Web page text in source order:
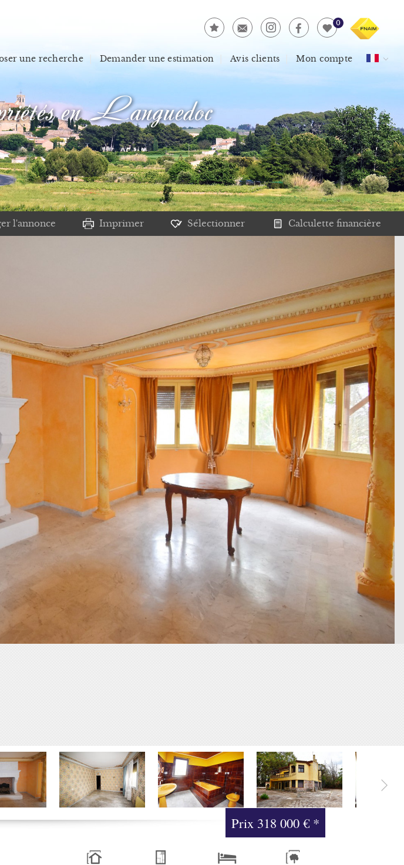
0
une recherche Demander une estimation Avis clients Mon compte
en Languedoc
l'annonce Imprimer Sélectionner Calculette financière
Prix318 000 € *